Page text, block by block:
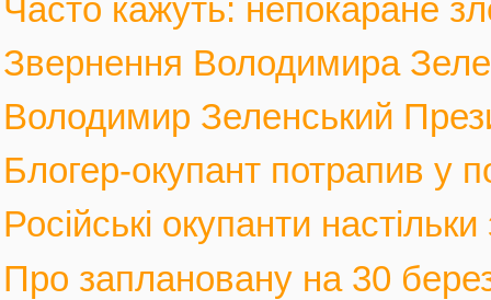
Часто кажуть: непокаране
Звернення Володимира
Володимир Зеленський
Блогер-окупант потрапив у
Російські окупанти
Про заплановану на 30